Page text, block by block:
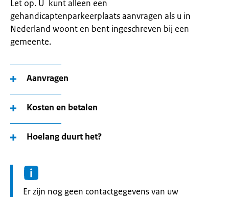
Let op. U kunt alleen een
gehandicaptenparkeerplaats aanvragen als u in
Nederland woont en bent ingeschreven bij een
gemeente.
Aanvragen
Kosten en betalen
Hoelang duurt het?
Informatie:
Er zijn nog geen contactgegevens van uw